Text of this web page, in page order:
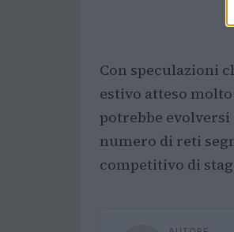
Con speculazioni
estivo atteso
potrebbe
numero di reti
competitivo di